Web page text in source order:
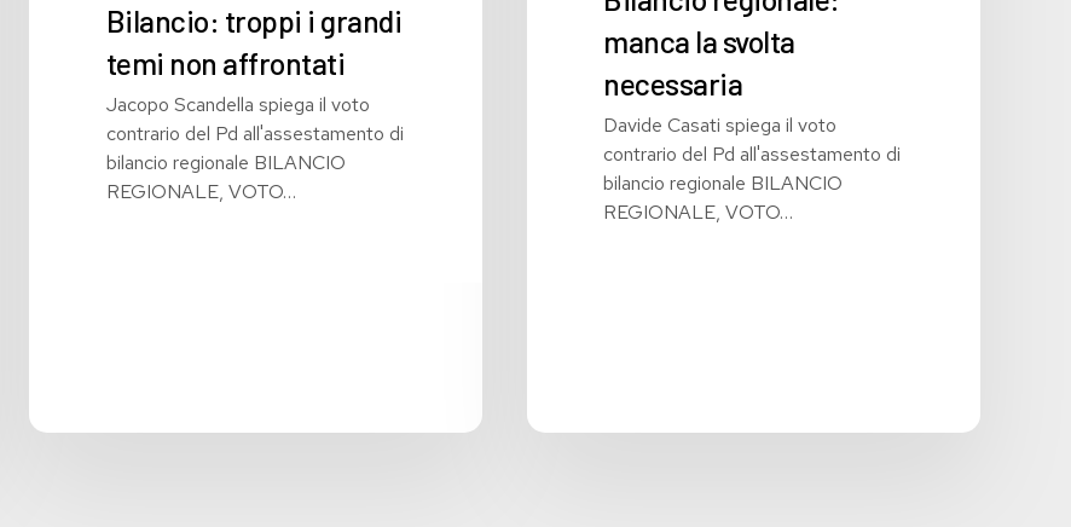
Bilancio: troppi i grandi
temi non affrontati
Jacopo Scandella spiega il voto
contrario del Pd all'assestamento di
bilancio regionale BILANCIO
REGIONALE, VOTO…
manca la svolta
necessaria
Davide Casati spiega il voto
contrario del Pd all'assestamento di
bilancio regionale BILANCIO
REGIONALE, VOTO…